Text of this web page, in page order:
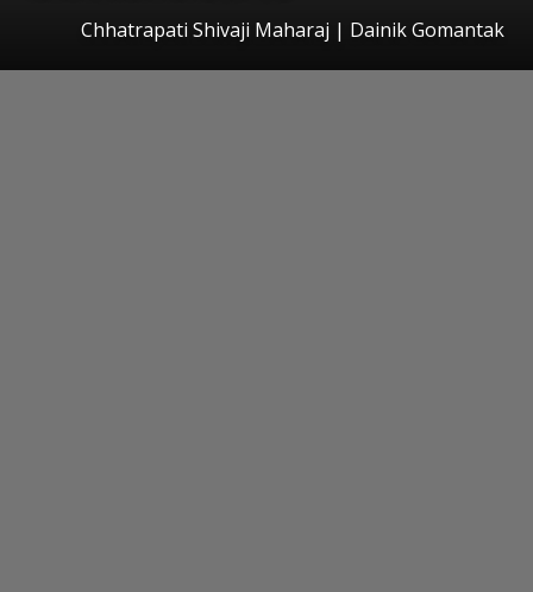
Chhatrapati Shivaji Maharaj | Dainik Gomantak